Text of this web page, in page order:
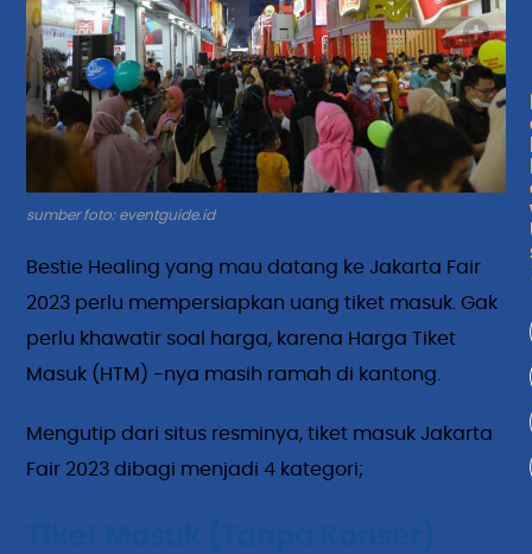
sumber foto: eventguide.id
Bestie Healing yang mau datang ke Jakarta Fair
2023 perlu mempersiapkan uang tiket masuk. Gak
perlu khawatir soal harga, karena Harga Tiket
Masuk (HTM) -nya masih ramah di kantong.
Mengutip dari situs resminya, tiket masuk Jakarta
Fair 2023 dibagi menjadi 4 kategori;